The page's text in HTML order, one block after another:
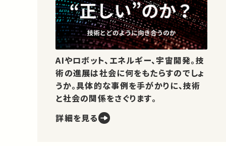
AIやロボット、エネルギー、宇宙開発。技
術の進展は社会に何をもたらすのでしょ
うか。具体的な事例を手がかりに、技術
と社会の関係をさぐります。
詳細を見る